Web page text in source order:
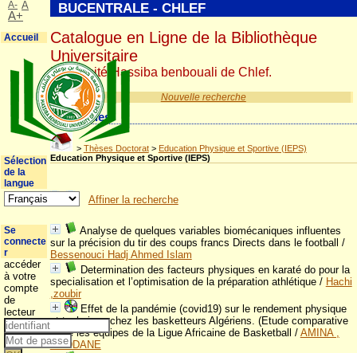
Nouvelle recherche
Catégories
> Thèses Doctorat> Education Physique et Sportive (IEPS)
Education Physique et Sportive (IEPS)
Affiner la recherche
Analyse de quelques variables biomécaniques influentes
sur la précision du tir des coups francs Directs dans le football /
Bessenouci Hadj Ahmed Islam
Determination des facteurs physiques en karaté do pour la
specialisation et l’optimisation de la préparation athlétique/ Hachi
,zoubir
Effet de la pandémie (covid19) sur le rendement physique
et technique chez les basketteurs Algériens. (Etude comparative
entre les équipes de la Ligue Africaine de Basketball / AMINA ,
OUDDANE
BUCENTRALE - CHLEF
Catalogue en Ligne de la Bibliothèque
Universitaire
Université Hassiba benbouali de Chlef.
A- A
A+
Accueil
Sélection
de la
langue
Se
connecte
r
accéder
à votre
compte
de
lecteur